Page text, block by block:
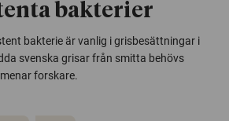
bakterier
bakterie är vanlig i grisbesättningar i
svenska grisar från smitta behövs
forskare.